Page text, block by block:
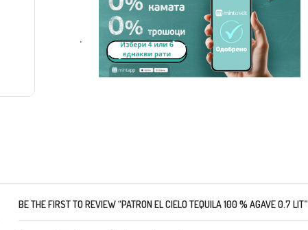
.
BE THE FIRST TO REVIEW “PATRON EL CIELO TEQUILA 100 % AGAVE 0.7 LIT”